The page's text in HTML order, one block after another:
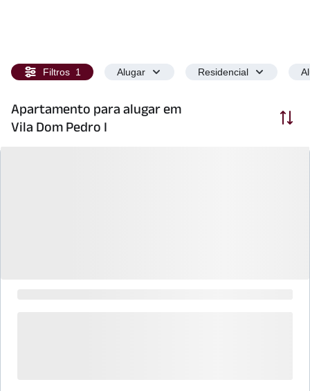
Filtros 1 Alugar Residencial
Apartamento para alugar em
Vila Dom Pedro I
Ordenar